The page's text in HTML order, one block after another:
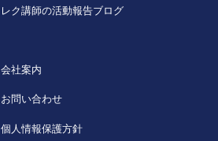
レク講師の活動報告ブログ
会社案内
お問い合わせ
個人情報保護方針